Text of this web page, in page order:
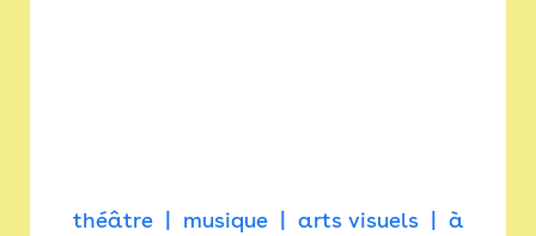
théâtre musique arts visuels
à